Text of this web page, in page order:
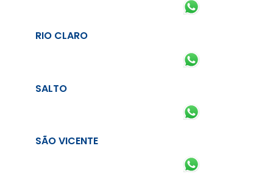
RIO CLARO
SALTO
SÃO VICENTE